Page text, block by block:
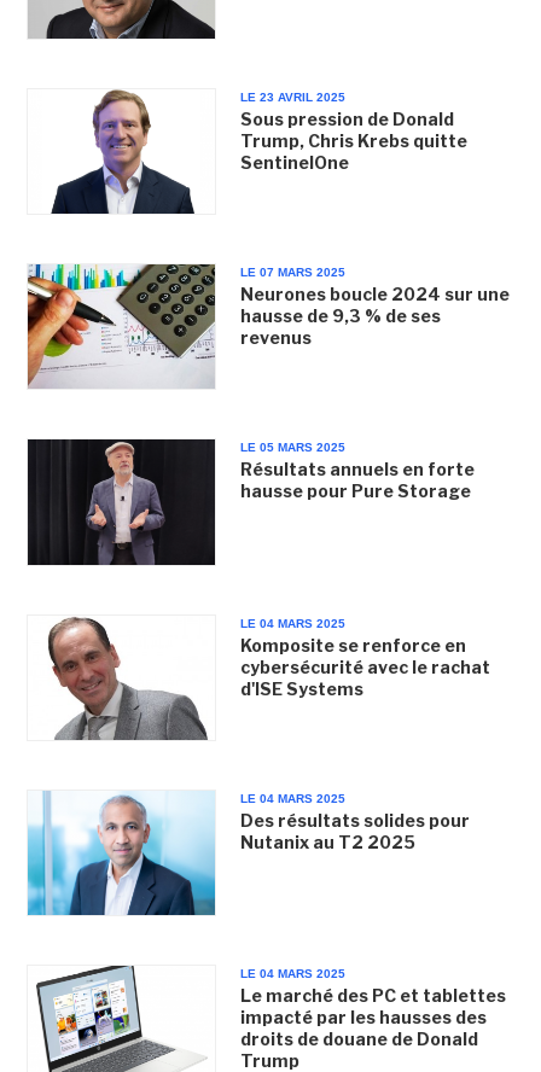
LE 23 AVRIL 2025
Sous pression de Donald
Trump, Chris Krebs quitte
SentinelOne
LE 07 MARS 2025
Neurones boucle 2024 sur une
hausse de 9,3 % de ses
revenus
LE 05 MARS 2025
Résultats annuels en forte
hausse pour Pure Storage
LE 04 MARS 2025
Komposite se renforce en
cybersécurité avec le rachat
d'ISE Systems
LE 04 MARS 2025
Des résultats solides pour
Nutanix au T2 2025
LE 04 MARS 2025
Le marché des PC et tablettes
impacté par les hausses des
droits de douane de Donald
Trump